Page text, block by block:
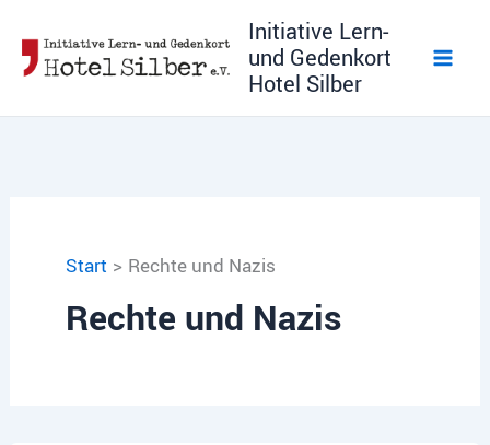
Inhalt
springen
Initiative Lern-
und Gedenkort
Hotel Silber
Start Rechte und Nazis
Rechte und Nazis